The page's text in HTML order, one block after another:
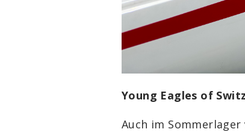
Young Eagles of
Auch im Sommerlager